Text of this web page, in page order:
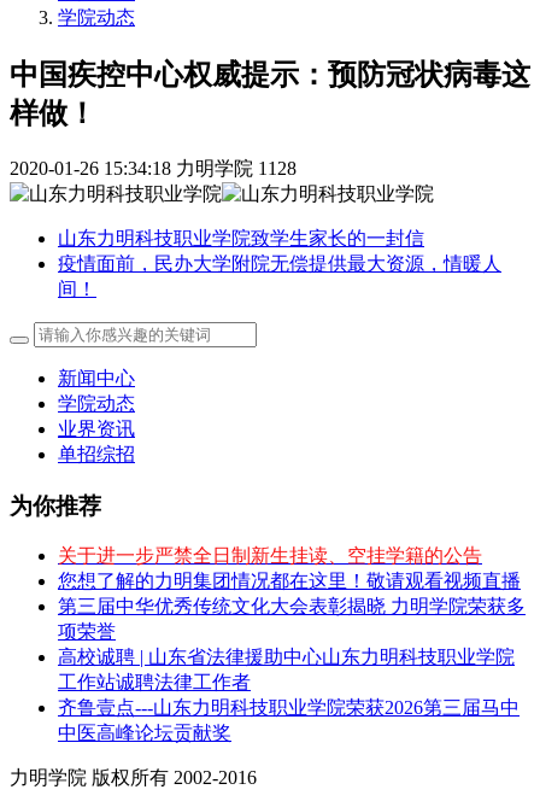
学院动态
中国疾控中心权威提示：预防冠状病毒这
样做！
2020-01-26 15:34:18 力明学院 1128
山东力明科技职业学院致学生家长的一封信
疫情面前，民办大学附院无偿提供最大资源，情暖人
间！
新闻中心
学院动态
业界资讯
单招综招
为你推荐
关于进一步严禁全日制新生挂读、空挂学籍的公告
您想了解的力明集团情况都在这里！敬请观看视频直播
第三届中华优秀传统文化大会表彰揭晓 力明学院荣获多
项荣誉
高校诚聘 | 山东省法律援助中心山东力明科技职业学院
工作站诚聘法律工作者
齐鲁壹点---山东力明科技职业学院荣获2026第三届马中
中医高峰论坛贡献奖
力明学院 版权所有 2002-2016